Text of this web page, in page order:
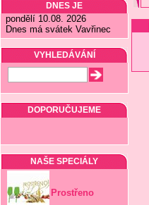
DNES JE
pondělí 10.08. 2026
Dnes má svátek Vavřinec
VYHLEDÁVÁNÍ
DOPORUČUJEME
NAŠE SPECIÁLY
Prostřeno